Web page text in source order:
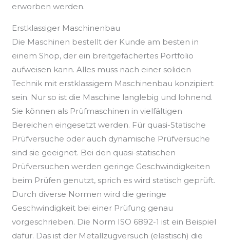
erworben werden.
Erstklassiger Maschinenbau
Die Maschinen bestellt der Kunde am besten in
einem Shop, der ein breitgefächertes Portfolio
aufweisen kann. Alles muss nach einer soliden
Technik mit erstklassigem Maschinenbau konzipiert
sein. Nur so ist die Maschine langlebig und lohnend.
Sie können als Prüfmaschinen in vielfältigen
Bereichen eingesetzt werden. Für quasi-Statische
Prüfversuche oder auch dynamische Prüfversuche
sind sie geeignet. Bei den quasi-statischen
Prüfversuchen werden geringe Geschwindigkeiten
beim Prüfen genutzt, sprich es wird statisch geprüft.
Durch diverse Normen wird die geringe
Geschwindigkeit bei einer Prüfung genau
vorgeschrieben. Die Norm ISO 6892-1 ist ein Beispiel
dafür. Das ist der Metallzugversuch (elastisch) die